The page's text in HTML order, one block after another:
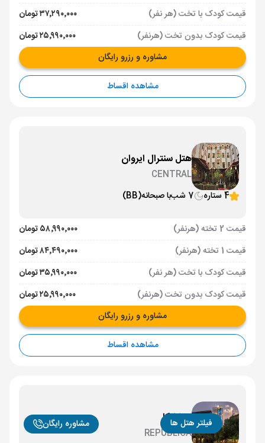
فیلتر هتل ها
قیمت کودک با تخت (هر نفر)
۳۷٬۲۹۰٬۰۰۰ تومان
قیمت کودک بدون تخت (هرنفر)
۲۵٬۹۹۰٬۰۰۰ تومان
مشاوره و رزرو رایگان
مشاهده اقساط
هتل سنترال ایروان
CENTRAL
4 ستاره
7 شب با صبحانه(BB)
قیمت 2 تخته (هرنفر)
۵۸٬۹۹۰٬۰۰۰ تومان
قیمت 1 تخته (هرنفر)
۸۴٬۴۹۰٬۰۰۰ تومان
قیمت کودک با تخت (هر نفر)
۳۵٬۹۹۰٬۰۰۰ تومان
قیمت کودک بدون تخت (هرنفر)
۲۵٬۹۹۰٬۰۰۰ تومان
مشاوره و رزرو رایگان
مشاهده اقساط
ریپابلیکا
REPUBLICA
مشاوره رایگان